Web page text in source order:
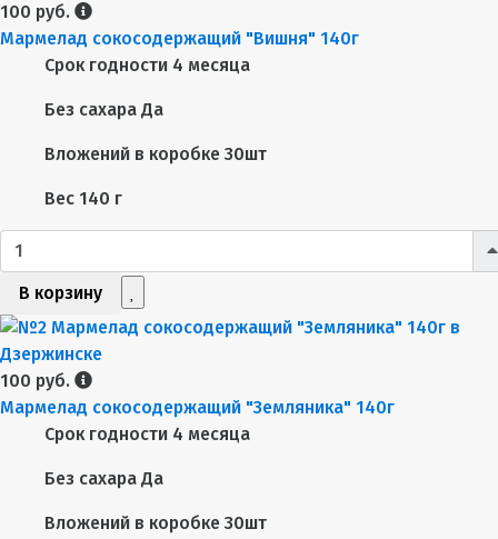
100 руб.
Мармелад сокосодержащий "Вишня" 140г
Срок годности 4 месяца
Без сахара Да
Вложений в коробке 30шт
Вес 140 г
В корзину
100 руб.
Мармелад сокосодержащий "Земляника" 140г
Срок годности 4 месяца
Без сахара Да
Вложений в коробке 30шт